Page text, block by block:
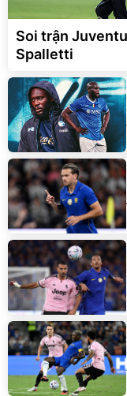
Soi trận
Spalletti